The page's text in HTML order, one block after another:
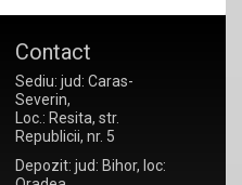
Contact
Sediu: jud: Caras-
Severin,
Loc.: Resita, str.
Republicii, nr. 5
Depozit: jud: Bihor, loc: